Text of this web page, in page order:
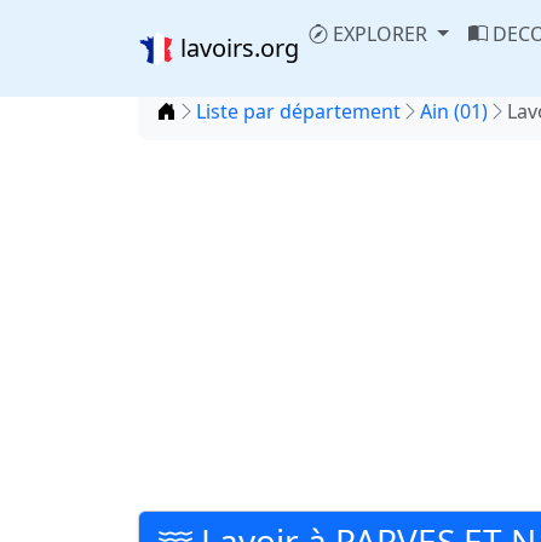
lavoirs.org EXPLORER
Accueil
Liste par département Ain (01)